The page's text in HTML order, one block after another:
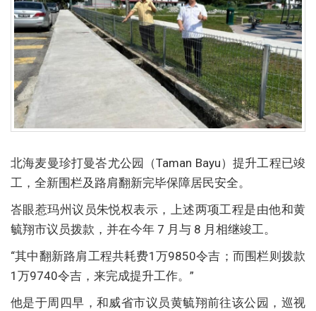
北海麦曼珍打曼峇尤公园（Taman Bayu）提升工程已竣
工，全新围栏及路肩翻新完毕保障居民安全。
峇眼惹玛州议员朱悦权表示，上述两项工程是由他和黄
毓翔市议员拨款，并在今年 7 月与 8 月相继竣工。
“其中翻新路肩工程共耗费1万9850令吉；而围栏则拨款
1万9740令吉，来完成提升工作。”
他是于周四早，和威省市议员黄毓翔前往该公园，巡视